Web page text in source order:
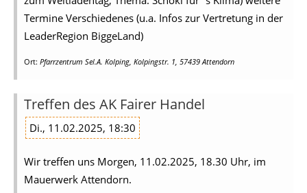
Termine Verschiedenes (u.a. Infos zur Vertretung in der
LeaderRegion BiggeLand)
Ort: Pfarrzentrum Sel.A. Kolping, Kolpingstr. 1, 57439 Attendorn
Treffen des AK Fairer Handel
Di., 11.02.2025, 18:30
Wir treffen uns Morgen, 11.02.2025, 18.30 Uhr, im
Mauerwerk Attendorn.